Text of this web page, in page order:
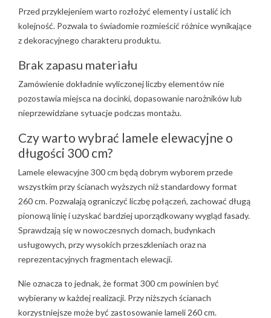
Przed przyklejeniem warto rozłożyć elementy i ustalić ich
kolejność. Pozwala to świadomie rozmieścić różnice wynikające
z dekoracyjnego charakteru produktu.
Brak zapasu materiału
Zamówienie dokładnie wyliczonej liczby elementów nie
pozostawia miejsca na docinki, dopasowanie narożników lub
nieprzewidziane sytuacje podczas montażu.
Czy warto wybrać lamele elewacyjne o
długości 300 cm?
Lamele elewacyjne 300 cm będą dobrym wyborem przede
wszystkim przy ścianach wyższych niż standardowy format
260 cm. Pozwalają ograniczyć liczbę połączeń, zachować długą
pionową linię i uzyskać bardziej uporządkowany wygląd fasady.
Sprawdzają się w nowoczesnych domach, budynkach
usługowych, przy wysokich przeszkleniach oraz na
reprezentacyjnych fragmentach elewacji.
Nie oznacza to jednak, że format 300 cm powinien być
wybierany w każdej realizacji. Przy niższych ścianach
korzystniejsze może być zastosowanie lameli 260 cm.